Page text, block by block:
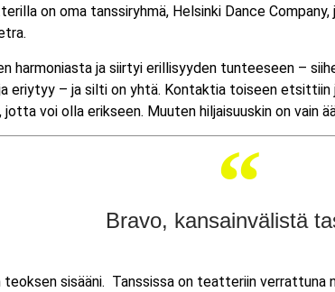
on oma tanssiryhmä, Helsinki Dance
harmoniasta ja siirtyi erillisyyden tunteeseen –
eriytyy – ja silti on yhtä. Kontaktia toiseen
voi olla erikseen. Muuten hiljaisuuskin on vain
Bravo, kansainvälistä
teoksen sisääni. Tanssissa on teatteriin